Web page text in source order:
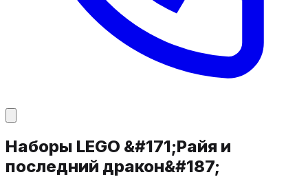
Наборы LEGO &#171;Райя и
последний дракон&#187;